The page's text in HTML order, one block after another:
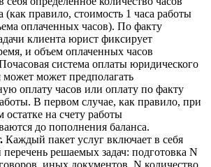
(как правило, стоимость 1 часа работы
оплаченных часов). По факту
клиента юрист фиксирует
и объем оплаченных часов
система оплаты юридического
может предполагать
оплату часов или оплату по факту
В первом случае, как правило, при
остатке на счету работы
до пополнения баланса.
Каждый пакет услуг включает в себя
решаемых задач: подготовка N
иных документов, N количество